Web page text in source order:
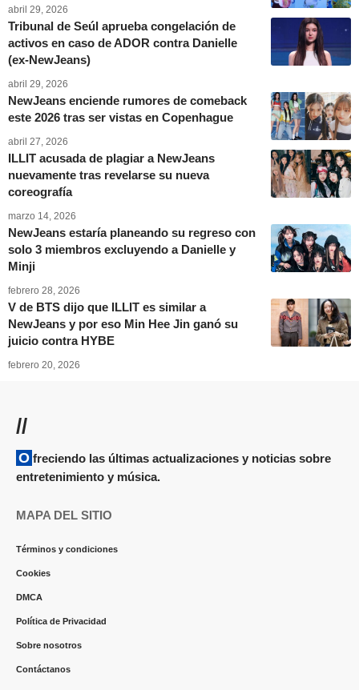
abril 29, 2026
Tribunal de Seúl aprueba congelación de
activos en caso de ADOR contra Danielle
(ex-NewJeans)
abril 29, 2026
NewJeans enciende rumores de comeback
este 2026 tras ser vistas en Copenhague
abril 27, 2026
ILLIT acusada de plagiar a NewJeans
nuevamente tras revelarse su nueva
coreografía
marzo 14, 2026
NewJeans estaría planeando su regreso con
solo 3 miembros excluyendo a Danielle y
Minji
febrero 28, 2026
V de BTS dijo que ILLIT es similar a
NewJeans y por eso Min Hee Jin ganó su
juicio contra HYBE
febrero 20, 2026
//
Ofreciendo las últimas actualizaciones y noticias sobre
entretenimiento y música.
MAPA DEL SITIO
Términos y condiciones
Cookies
DMCA
Política de Privacidad
Sobre nosotros
Contáctanos